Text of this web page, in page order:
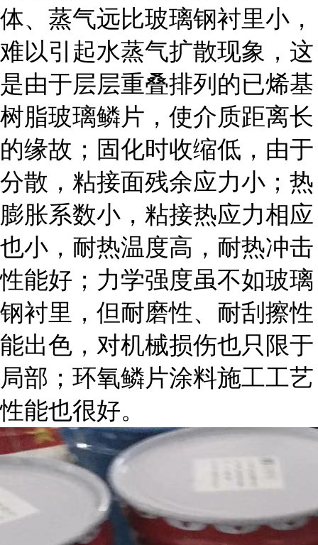
体、蒸气远比玻璃钢衬里小，
难以引起水蒸气扩散现象，这
是由于层层重叠排列的已烯基
树脂玻璃鳞片，使介质距离长
的缘故；固化时收缩低，由于
分散，粘接面残余应力小；热
膨胀系数小，粘接热应力相应
也小，耐热温度高，耐热冲击
性能好；力学强度虽不如玻璃
钢衬里，但耐磨性、耐刮擦性
能出色，对机械损伤也只限于
局部；环氧鳞片涂料施工工艺
性能也很好。